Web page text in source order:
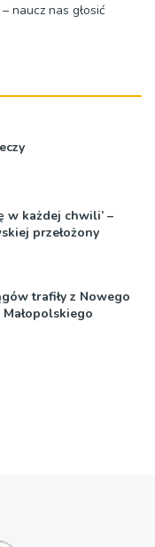
naucz nas głosić
w każdej chwili’ –
przełożony
trafiły z Nowego